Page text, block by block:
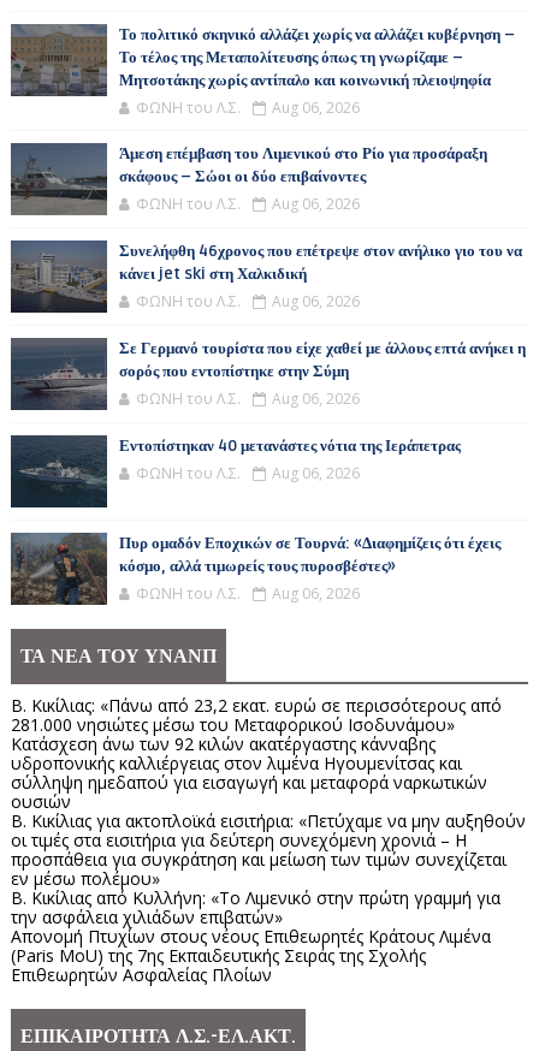
Το πολιτικό σκηνικό αλλάζει χωρίς να αλλάζει κυβέρνηση –
Το τέλος της Μεταπολίτευσης όπως τη γνωρίζαμε –
Μητσοτάκης χωρίς αντίπαλο και κοινωνική πλειοψηφία
ΦΩΝΗ του Λ.Σ. Aug 06, 2026
Άμεση επέμβαση του Λιμενικού στο Ρίο για προσάραξη
σκάφους – Σώοι οι δύο επιβαίνοντες
ΦΩΝΗ του Λ.Σ. Aug 06, 2026
Συνελήφθη 46χρονος που επέτρεψε στον ανήλικο γιο του να
κάνει jet ski στη Χαλκιδική
ΦΩΝΗ του Λ.Σ. Aug 06, 2026
Σε Γερμανό τουρίστα που είχε χαθεί με άλλους επτά ανήκει η
σορός που εντοπίστηκε στην Σύμη
ΦΩΝΗ του Λ.Σ. Aug 06, 2026
Εντοπίστηκαν 40 μετανάστες νότια της Ιεράπετρας
ΦΩΝΗ του Λ.Σ. Aug 06, 2026
Πυρ ομαδόν Εποχικών σε Τουρνά: «Διαφημίζεις ότι έχεις
κόσμο, αλλά τιμωρείς τους πυροσβέστες»
ΦΩΝΗ του Λ.Σ. Aug 06, 2026
ΤΑ ΝΕΑ ΤΟΥ ΥΝΑΝΠ
Β. Κικίλιας: «Πάνω από 23,2 εκατ. ευρώ σε περισσότερους από
281.000 νησιώτες μέσω του Μεταφορικού Ισοδυνάμου»
Κατάσχεση άνω των 92 κιλών ακατέργαστης κάνναβης
υδροπονικής καλλιέργειας στον λιμένα Ηγουμενίτσας και
σύλληψη ημεδαπού για εισαγωγή και μεταφορά ναρκωτικών
ουσιών
Β. Κικίλιας για ακτοπλοϊκά εισιτήρια: «Πετύχαμε να μην αυξηθούν
οι τιμές στα εισιτήρια για δεύτερη συνεχόμενη χρονιά – Η
προσπάθεια για συγκράτηση και μείωση των τιμών συνεχίζεται
εν μέσω πολέμου»
Β. Κικίλιας από Κυλλήνη: «Το Λιμενικό στην πρώτη γραμμή για
την ασφάλεια χιλιάδων επιβατών»
Απονομή Πτυχίων στους νέους Επιθεωρητές Κράτους Λιμένα
(Paris MoU) της 7ης Εκπαιδευτικής Σειράς της Σχολής
Επιθεωρητών Ασφαλείας Πλοίων
ΕΠΙΚΑΙΡΟΤΗΤΑ Λ.Σ.-ΕΛ.ΑΚΤ.